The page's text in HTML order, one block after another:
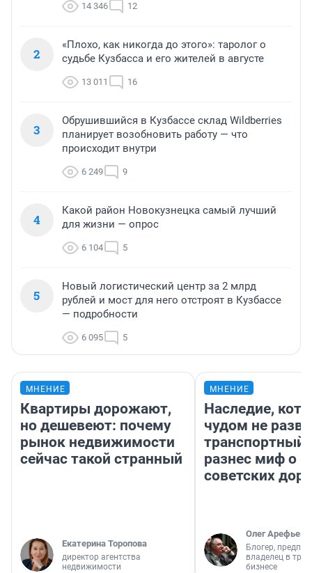
14 346 12
2
«Плохо, как никогда до этого»: таролог о
судьбе Кузбасса и его жителей в августе
13 011 16
3
Обрушившийся в Кузбассе склад Wildberries
планирует возобновить работу — что
происходит внутри
6 249 9
4
Какой район Новокузнецка самый лучший
для жизни — опрос
6 104 5
5
Новый логистический центр за 2 млрд
рублей и мост для него отстроят в Кузбассе
— подробности
6 095 5
МНЕНИЕ
Квартиры дорожают,
но дешевеют: почему
рынок недвижимости
сейчас такой странный
Екатерина Торопова
директор агентства
недвижимости
МНЕНИЕ
Наследие,
чудом не
транспортный
разнес миф о
советских
Олег Арефьев
Блогер,
владелец в
бизнесе